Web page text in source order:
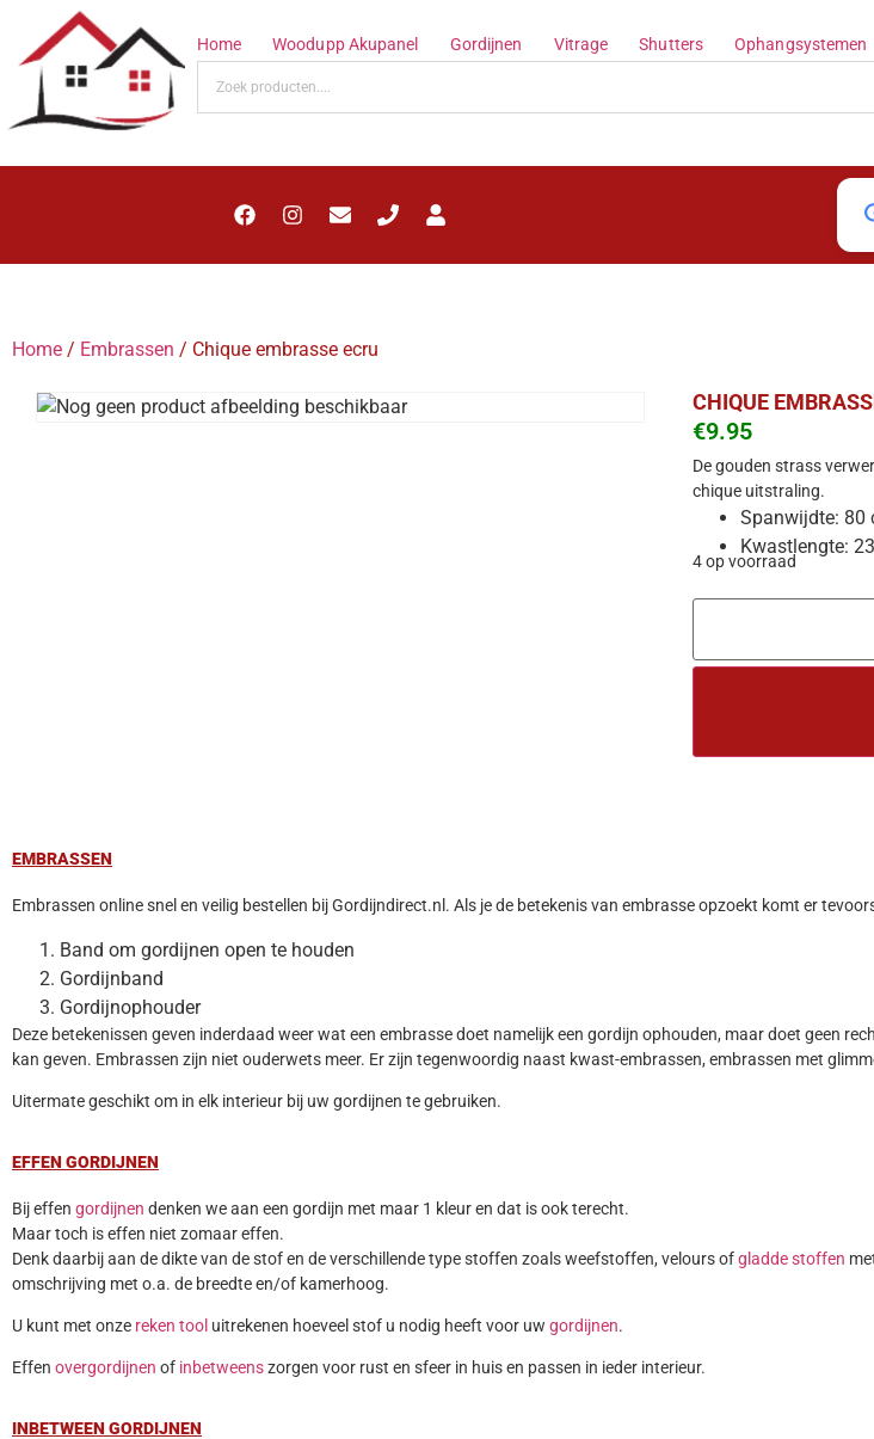
Home Woodupp Akupanel Gordijnen Vitrage Shutters Ophangsystemen
Home / Embrassen / Chique embrasse ecru
CHIQUE
€9.95
De gouden strass
chique uitstraling.
Spanwijdte: 80
Kwastlengte:
4 op voorraad
EMBRASSEN
Embrassen online snel en veilig bestellen bij Gordijndirect.nl. Als je de betekenis van embrasse opzoekt komt er
Band om gordijnen open te houden
Gordijnband
Gordijnophouder
Deze betekenissen geven inderdaad weer wat een embrasse doet namelijk een gordijn ophouden, maar doet geen
kan geven. Embrassen zijn niet ouderwets meer. Er zijn tegenwoordig naast kwast-embrassen, embrassen met
Uitermate geschikt om in elk interieur bij uw gordijnen te gebruiken.
EFFEN GORDIJNEN
Bij effen gordijnen denken we aan een gordijn met maar 1 kleur en dat is ook terecht.
Maar toch is effen niet zomaar effen.
Denk daarbij aan de dikte van de stof en de verschillende type stoffen zoals weefstoffen, velours ofgladde stoffen
omschrijving met o.a. de breedte en/of kamerhoog.
U kunt met onze reken tool uitrekenen hoeveel stof u nodig heeft voor uw gordijnen.
Effen overgordijnen of inbetweenszorgen voor rust en sfeer in huis en passen in ieder interieur.
INBETWEEN GORDIJNEN